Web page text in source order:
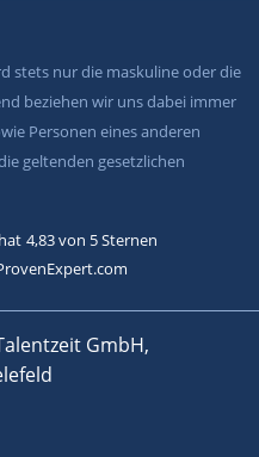
stets nur die maskuline oder die
beziehen wir uns dabei immer
Personen eines anderen
geltenden gesetzlichen
hat 4,83von 5Sternen
GmbH,